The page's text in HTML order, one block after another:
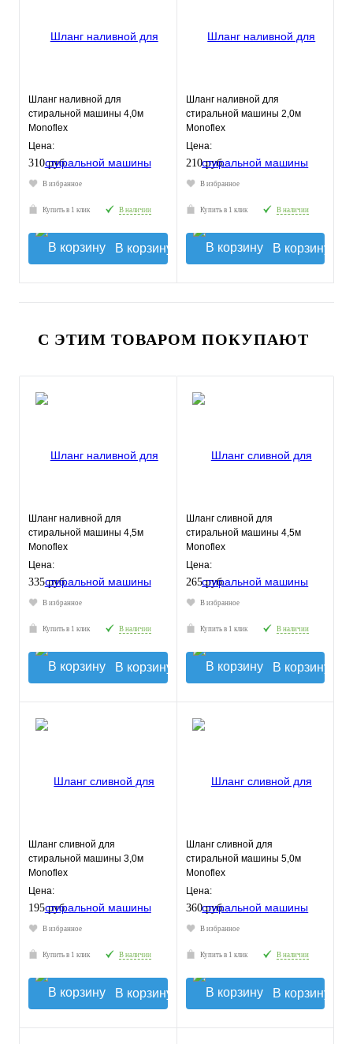
Шланг наливной для
стиральной машины 4,0м
Monoflex
Цена:
310 руб.
В избранное
Купить в 1 клик В наличии
В корзину
Шланг наливной для
стиральной машины 2,0м
Monoflex
Цена:
210 руб.
В избранное
Купить в 1 клик В наличии
В корзину
С ЭТИМ ТОВАРОМ ПОКУПАЮТ
Шланг наливной для
стиральной машины 4,5м
Monoflex
Цена:
335 руб.
В избранное
Купить в 1 клик В наличии
В корзину
Шланг сливной для
стиральной машины 4,5м
Monoflex
Цена:
265 руб.
В избранное
Купить в 1 клик В наличии
В корзину
Шланг сливной для
стиральной машины 3,0м
Monoflex
Цена:
195 руб.
В избранное
Купить в 1 клик В наличии
В корзину
Шланг сливной для
стиральной машины 5,0м
Monoflex
Цена:
360 руб.
В избранное
Купить в 1 клик В наличии
В корзину